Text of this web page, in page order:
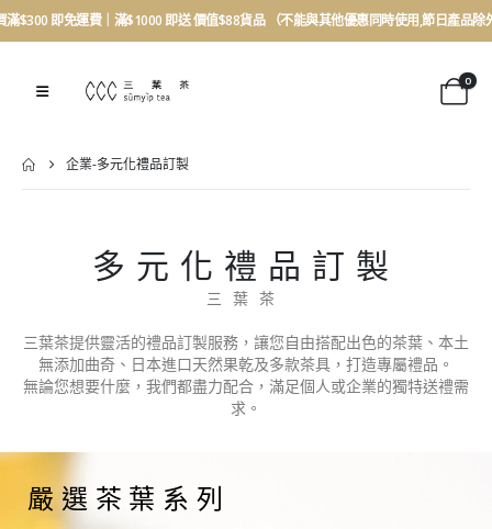
滿$300 即免運費｜滿$1000 即送 價值$88貨品 （不能與其他優惠同時使用,節日產品除
0
企業-多元化禮品訂製
多元化禮品訂製
三葉茶
三葉茶提供靈活的禮品訂製服務，讓您自由搭配出色的茶葉、本土
無添加曲奇、日本進口天然果乾及多款茶具，打造專屬禮品。
無論您想要什麼，我們都盡力配合，滿足個人或企業的獨特送禮需
求。
嚴選茶葉系列